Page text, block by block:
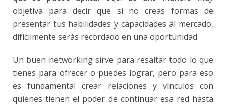
objetiva para decir que si no creas formas de
presentar tus habilidades y capacidades al mercado,
difícilmente serás recordado en una oportunidad.
Un buen networking sirve para resaltar todo lo que
tienes para ofrecer o puedes lograr, pero para eso
es fundamental crear relaciones y vínculos con
quienes tienen el poder de continuar esa red hasta